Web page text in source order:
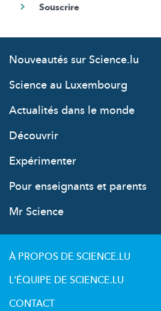
Nouveautés sur Science.lu
Science au Luxembourg
Actualités dans le monde
Découvrir
Expérimenter
Pour enseignants et parents
Mr Science
À PROPOS DE SCIENCE.LU
L'ÉQUIPE DE SCIENCE.LU
CONTACT